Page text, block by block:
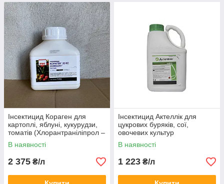
Інсектицид Кораген для
картоплі, яблуні, кукурудзи,
томатів (Хлорантраніліпрол –
200 г/л) від вогнівки
В наявності
2 375 ₴/л
Інсектицид Актеллік для
цукрових буряків, сої,
овочевих культур
В наявності
1 223 ₴/л